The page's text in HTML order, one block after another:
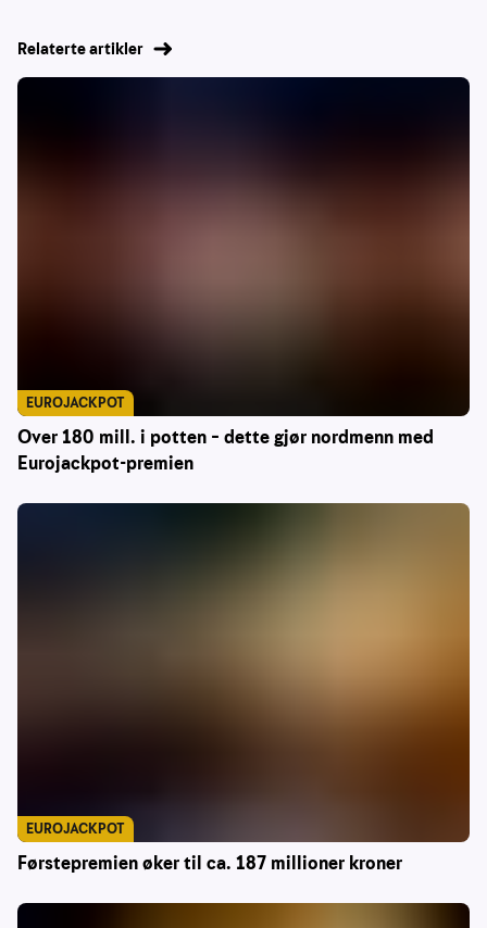
Relaterte artikler
Over 180 mill. i potten – dette gjør nordmenn med
Eurojackpot-premien
EUROJACKPOT
Førstepremien øker til ca. 187 millioner kroner
EUROJACKPOT